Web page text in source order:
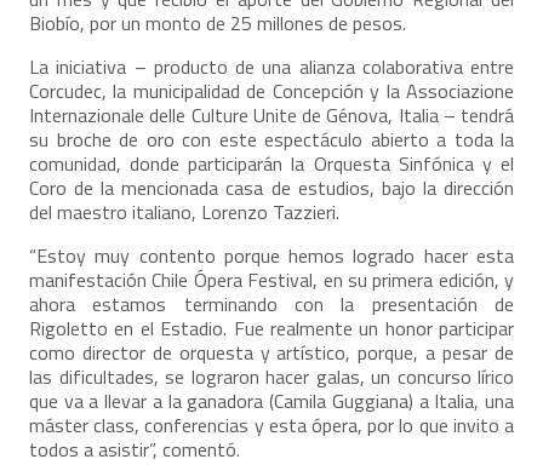
Biobío, por un monto de 25 millones de pesos.
La iniciativa – producto de una alianza colaborativa entre
Corcudec, la municipalidad de Concepción y la Associazione
Internazionale delle Culture Unite de Génova, Italia – tendrá
su broche de oro con este espectáculo abierto a toda la
comunidad, donde participarán la Orquesta Sinfónica y el
Coro de la mencionada casa de estudios, bajo la dirección
del maestro italiano, Lorenzo Tazzieri.
“Estoy muy contento porque hemos logrado hacer esta
manifestación Chile Ópera Festival, en su primera edición, y
ahora estamos terminando con la presentación de
Rigoletto en el Estadio. Fue realmente un honor participar
como director de orquesta y artístico, porque, a pesar de
las dificultades, se lograron hacer galas, un concurso lírico
que va a llevar a la ganadora (Camila Guggiana) a Italia, una
máster class, conferencias y esta ópera, por lo que invito a
todos a asistir”, comentó.